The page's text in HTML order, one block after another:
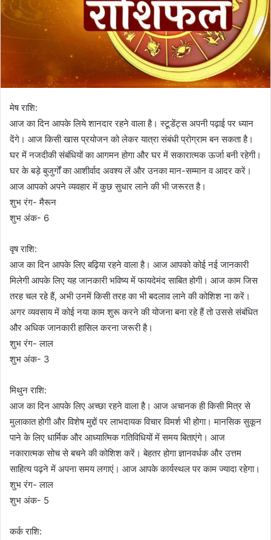
मेष राशि:
आज का दिन आपके लिये शानदार रहने वाला है। स्टूडेंट्स अपनी पढ़ाई पर ध्यान
देंगे। आज किसी खास प्रयोजन को लेकर यात्रा संबंधी प्रोग्राम बन सकता है।
घर में नजदीकी संबंधियों का आगमन होगा और घर में सकारात्मक ऊर्जा बनी रहेगी।
घर के बड़े बुजुर्गों का आशीर्वाद अवश्य लें और उनका मान-सम्मान व आदर करें।
आज आपको अपने व्यवहार में कुछ सुधार लाने की भी जरूरत है।
शुभ रंग- मैरून
शुभ अंक- 6
वृष राशि:
आज का दिन आपके लिए बढ़िया रहने वाला है। आज आपको कोई नई जानकारी
मिलेगी आपके लिए यह जानकारी भविष्य में फायदेमंद साबित होगी। आज काम जिस
तरह चल रहे हैं, अभी उनमें किसी तरह का भी बदलाव लाने की कोशिश ना करें।
अगर व्यवसाय में कोई नया काम शुरू करने की योजना बना रहे हैं तो उससे संबंधित
और अधिक जानकारी हासिल करना जरूरी है।
शुभ रंग- लाल
शुभ अंक- 3
मिथुन राशि:
आज का दिन आपके लिए अच्छा रहने वाला है। आज अचानक ही किसी मित्र से
मुलाकात होगी और विशेष मुद्दों पर लाभदायक विचार विमर्श भी होगा। मानसिक सुकून
पाने के लिए धार्मिक और आध्यात्मिक गतिविधियों में समय बिताएंगे। आज
नकारात्मक सोच से बचने की कोशिश करें। बेहतर होगा ज्ञानवर्धक और उत्तम
साहित्य पढ़ने में अपना समय लगाएं। आज आपके कार्यस्थल पर काम ज्यादा रहेगा।
शुभ रंग- लाल
शुभ अंक- 5
कर्क राशि: